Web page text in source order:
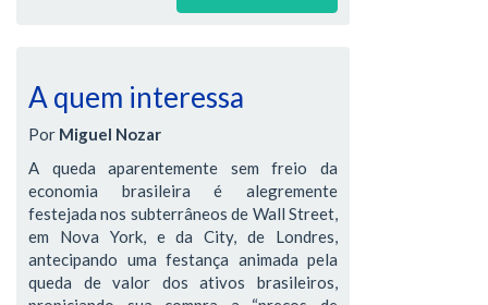
A quem interessa
Por Miguel Nozar
A queda aparentemente sem freio da
economia brasileira é alegremente
festejada nos subterrâneos de Wall Street,
em Nova York, e da City, de Londres,
antecipando uma festança animada pela
queda de valor dos ativos brasileiros,